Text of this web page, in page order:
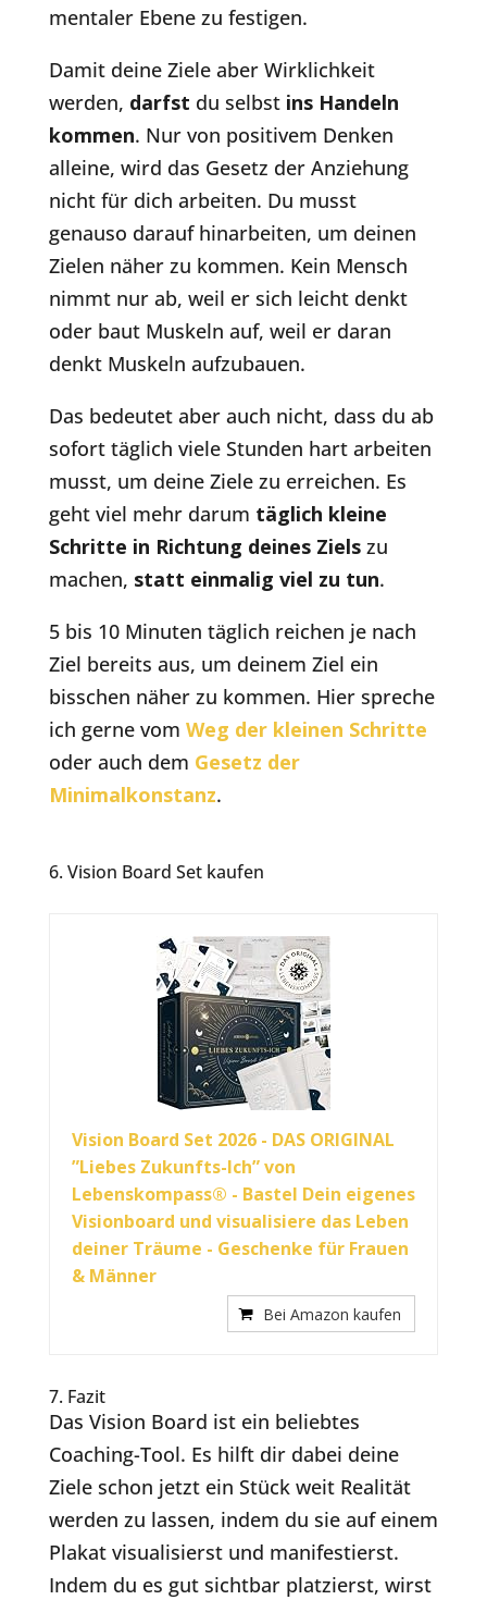
mentaler Ebene zu festigen.
Damit deine Ziele aber Wirklichkeit
werden, darfst du selbst ins Handeln
kommen. Nur von positivem Denken
alleine, wird das Gesetz der Anziehung
nicht für dich arbeiten. Du musst
genauso darauf hinarbeiten, um deinen
Zielen näher zu kommen. Kein Mensch
nimmt nur ab, weil er sich leicht denkt
oder baut Muskeln auf, weil er daran
denkt Muskeln aufzubauen.
Das bedeutet aber auch nicht, dass du ab
sofort täglich viele Stunden hart arbeiten
musst, um deine Ziele zu erreichen. Es
geht viel mehr darum täglich kleine
Schritte in Richtung deines Zielszu
machen, statt einmalig viel zu tun.
5 bis 10 Minuten täglich reichen je nach
Ziel bereits aus, um deinem Ziel ein
bisschen näher zu kommen. Hier spreche
ich gerne vom Weg der kleinen Schritte
oder auch dem Gesetz der
Minimalkonstanz.
6. Vision Board Set kaufen
Vision Board Set 2026 - DAS ORIGINAL
”Liebes Zukunfts-Ich” von
Lebenskompass® - Bastel Dein eigenes
Visionboard und visualisiere das Leben
deiner Träume - Geschenke für Frauen
& Männer
Bei Amazon kaufen
7. Fazit
Das Vision Board ist ein beliebtes
Coaching-Tool. Es hilft dir dabei deine
Ziele schon jetzt ein Stück weit Realität
werden zu lassen, indem du sie auf einem
Plakat visualisierst und manifestierst.
Indem du es gut sichtbar platzierst, wirst